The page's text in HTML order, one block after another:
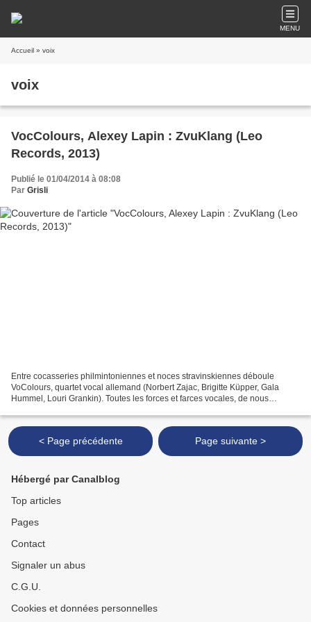
MENU
Accueil » voix
voix
VocColours, Alexey Lapin : ZvuKlang (Leo
Records, 2013)
Publié le 01/04/2014 à 08:08
Par Grisli
Entre cocasseries philmintoniennes et noces stravinskiennes déboule
VoColours, quartet vocal allemand (Norbert Zajac, Brigitte Küpper, Gala
Hummel, Louri Grankin). Toutes les forces et farces vocales, de nous
< Page précédente Page suivante >
Hébergé par Canalblog
Top articles
Pages
Contact
Signaler un abus
C.G.U.
Cookies et données personnelles